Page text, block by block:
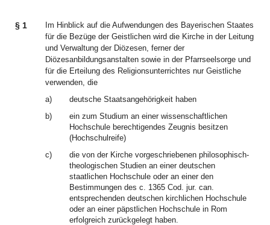
§ 1
Im Hinblick auf die Aufwendungen des Bayerischen Staates
für die Bezüge der Geistlichen wird die Kirche in der Leitung
und Verwaltung der Diözesen, ferner der
Diözesanbildungsanstalten sowie in der Pfarrseelsorge und
für die Erteilung des Religionsunterrichtes nur Geistliche
verwenden, die
a)
deutsche Staatsangehörigkeit haben
b)
ein zum Studium an einer wissenschaftlichen
Hochschule berechtigendes Zeugnis besitzen
(Hochschulreife)
c)
die von der Kirche vorgeschriebenen philosophisch-
theologischen Studien an einer deutschen
staatlichen Hochschule oder an einer den
Bestimmungen des c. 1365 Cod. jur. can.
entsprechenden deutschen kirchlichen Hochschule
oder an einer päpstlichen Hochschule in Rom
erfolgreich zurückgelegt haben.